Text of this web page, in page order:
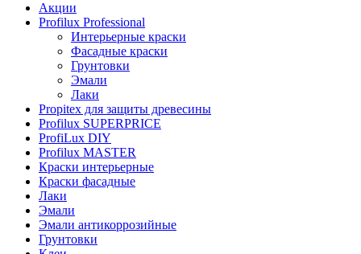
Акции
Profilux Professional
Интерьерные краски
Фасадные краски
Грунтовки
Эмали
Лаки
Propitex для защиты древесины
Profilux SUPERPRICE
ProfiLux DIY
Profilux MASTER
Краски интерьерные
Краски фасадные
Лаки
Эмали
Эмали антикоррозийные
Грунтовки